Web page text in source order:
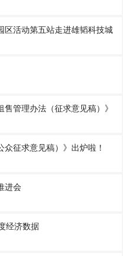
区活动第五站走进雄韬科技城
管理办法（征求意见稿）》
征求意见稿）》出炉啦！
进会
经济数据